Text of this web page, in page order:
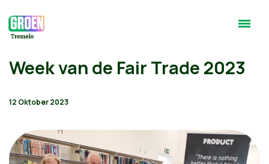
Week van de Fair Trade 2023
12 Oktober 2023